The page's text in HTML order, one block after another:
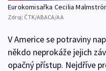
Eurokomisařka Cecilia
Zdroj: ČTK/ABACA/AA
V Americe se potraviny
někdo neprokáže jejich
opačný přístup. Nejdříve